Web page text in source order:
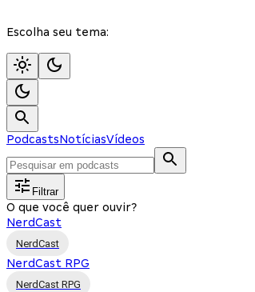
Escolha seu tema:
PodcastsNotíciasVídeos
Filtrar
O que você quer ouvir?
NerdCast
NerdCast
NerdCast RPG
NerdCast RPG